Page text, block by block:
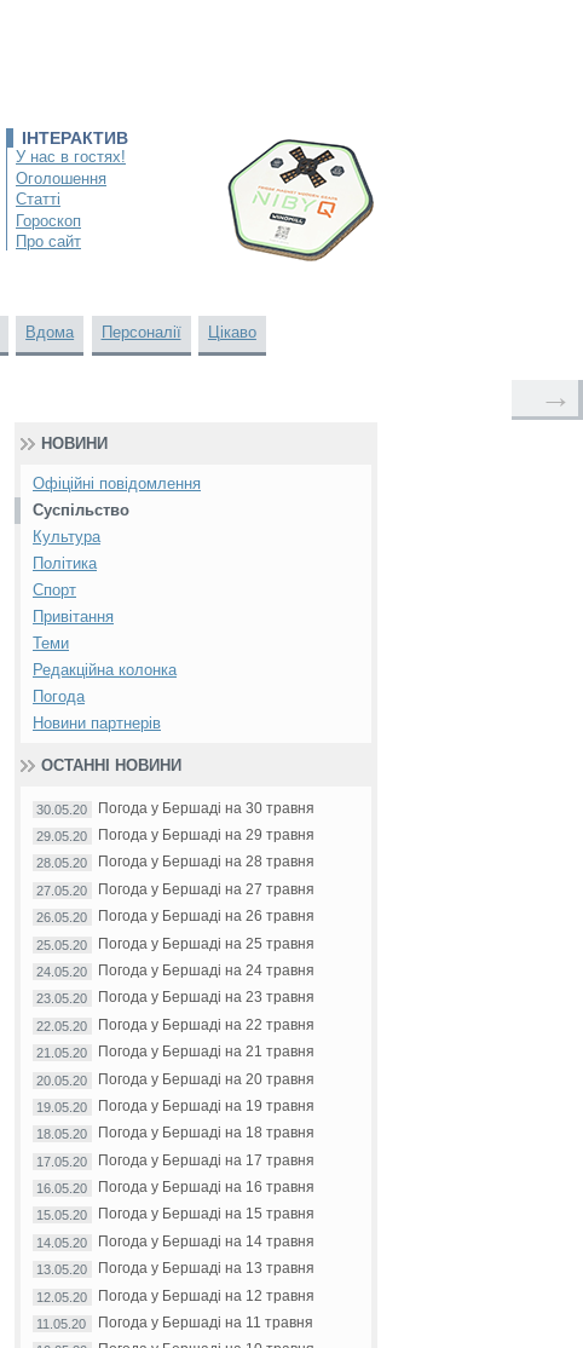
ІНТЕРАКТИВ
У нас в гостях!
Оголошення
Статті
Гороскоп
Про сайт
Вдома Персоналії Цікаво
→
НОВИНИ
Офіційні повідомлення
Суспільство
Культура
Політика
Спорт
Привітання
Теми
Редакційна колонка
Погода
Новини партнерів
ОСТАННІ НОВИНИ
30.05.20 Погода у Бершаді на 30 травня
29.05.20 Погода у Бершаді на 29 травня
28.05.20 Погода у Бершаді на 28 травня
27.05.20 Погода у Бершаді на 27 травня
26.05.20 Погода у Бершаді на 26 травня
25.05.20 Погода у Бершаді на 25 травня
24.05.20 Погода у Бершаді на 24 травня
23.05.20 Погода у Бершаді на 23 травня
22.05.20 Погода у Бершаді на 22 травня
21.05.20 Погода у Бершаді на 21 травня
20.05.20 Погода у Бершаді на 20 травня
19.05.20 Погода у Бершаді на 19 травня
18.05.20 Погода у Бершаді на 18 травня
17.05.20 Погода у Бершаді на 17 травня
16.05.20 Погода у Бершаді на 16 травня
15.05.20 Погода у Бершаді на 15 травня
14.05.20 Погода у Бершаді на 14 травня
13.05.20 Погода у Бершаді на 13 травня
12.05.20 Погода у Бершаді на 12 травня
11.05.20 Погода у Бершаді на 11 травня